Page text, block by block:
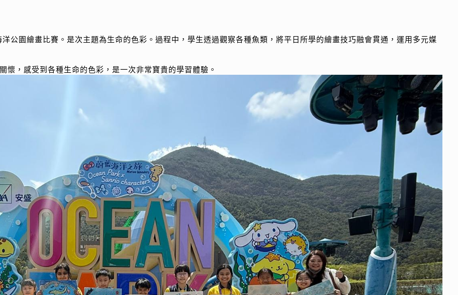
公園繪畫比賽。是次主題為生命的色彩。過程中，學生透過觀察各種魚類，將平日所學的繪畫技巧融會貫通，運用多元媒
，感受到各種生命的色彩，是一次非常寶貴的學習體驗。